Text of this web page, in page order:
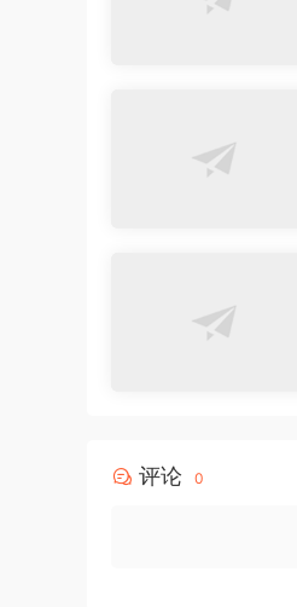
评论 0